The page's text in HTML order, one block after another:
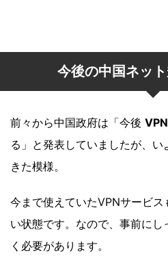
今後の中国ネッ
前々から中国政府は「今後
る」と発表していましたが、
きた模様。
今まで使えていたVPNサービ
い状態です。なので、事前に
く必要があります。